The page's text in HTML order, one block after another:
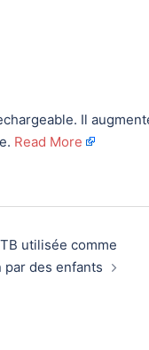
Il
Read More
utilisée comme
par des enfants